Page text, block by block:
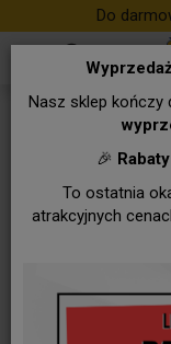
Nasz sklep kończy
🎉 Rabaty
To ostatnia
atrakcyjnych
Do